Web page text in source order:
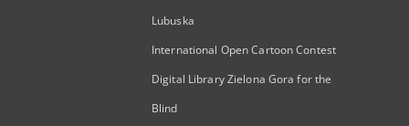
Lubuska
International Open Cartoon Contest
Digital Library Zielona Gora for the
Blind